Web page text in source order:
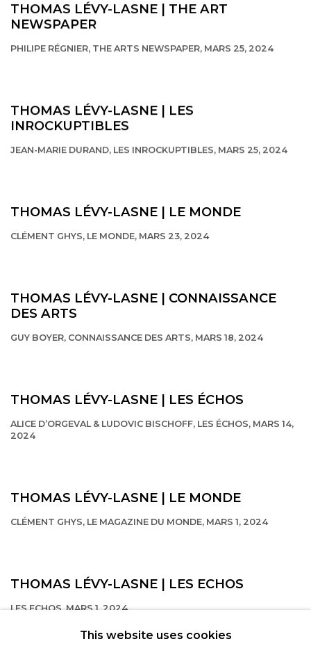
THOMAS LÉVY-LASNE | THE ART
NEWSPAPER
PHILIPE RÉGNIER, THE ARTS NEWSPAPER, MARS 25, 2024
THOMAS LÉVY-LASNE | LES
INROCKUPTIBLES
JEAN-MARIE DURAND, LES INROCKUPTIBLES, MARS 25, 2024
THOMAS LÉVY-LASNE | LE MONDE
CLÉMENT GHYS, LE MONDE, MARS 23, 2024
THOMAS LÉVY-LASNE | CONNAISSANCE
DES ARTS
GUY BOYER, CONNAISSANCE DES ARTS, MARS 18, 2024
THOMAS LÉVY-LASNE | LES ÉCHOS
ALICE D’ORGEVAL & LUDOVIC BISCHOFF, LES ÉCHOS, MARS 14,
2024
THOMAS LÉVY-LASNE | LE MONDE
CLÉMENT GHYS, LE MAGAZINE DU MONDE, MARS 1, 2024
THOMAS LÉVY-LASNE | LES ECHOS
LES ECHOS, MARS 1, 2024
This link opens in a new tab.
This website uses cookies